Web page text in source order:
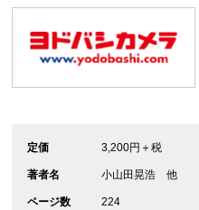
定価 3,200円＋税
著者名 小山田晃浩 他
ページ数 224